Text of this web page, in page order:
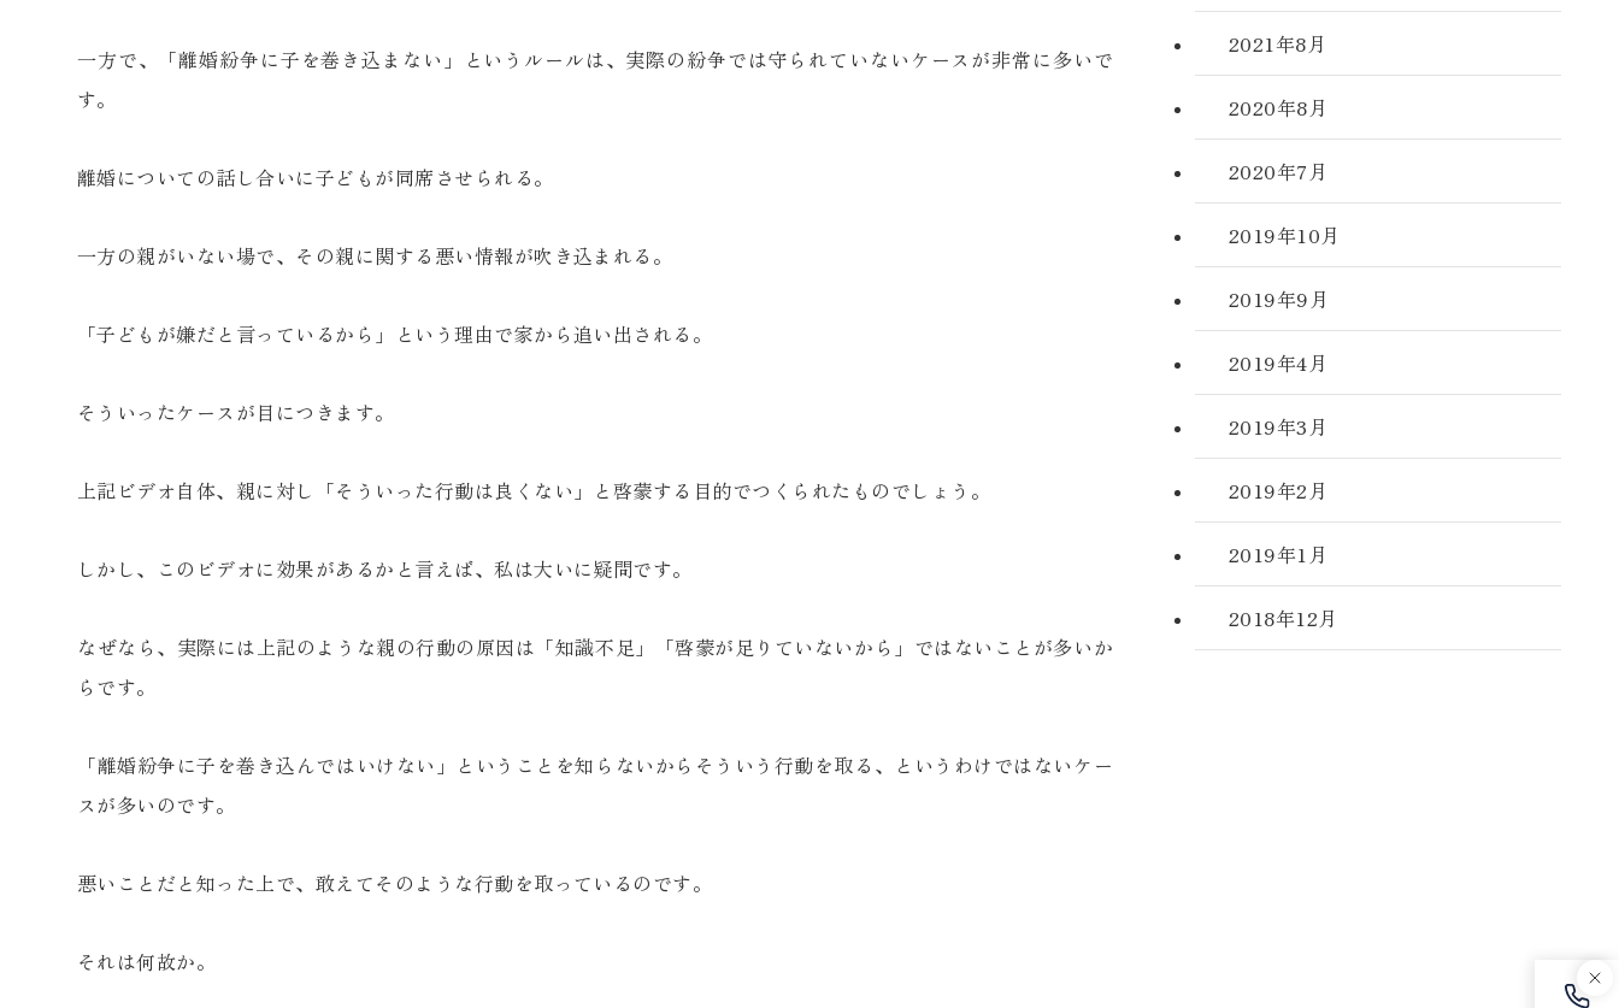
一方で、「離婚紛争に子を巻き込まない」というルールは、実際の紛争では守られていないケースが非常に多いで
す。
離婚についての話し合いに子どもが同席させられる。
一方の親がいない場で、その親に関する悪い情報が吹き込まれる。
「子どもが嫌だと言っているから」という理由で家から追い出される。
そういったケースが目につきます。
上記ビデオ自体、親に対し「そういった行動は良くない」と啓蒙する目的でつくられたものでしょう。
しかし、このビデオに効果があるかと言えば、私は大いに疑問です。
なぜなら、実際には上記のような親の行動の原因は「知識不足」「啓蒙が足りていないから」ではないことが多いか
らです。
「離婚紛争に子を巻き込んではいけない」ということを知らないからそういう行動を取る、というわけではないケー
スが多いのです。
悪いことだと知った上で、敢えてそのような行動を取っているのです。
それは何故か。
2021年8月
2020年8月
2020年7月
2019年10月
2019年9月
2019年4月
2019年3月
2019年2月
2019年1月
2018年12月